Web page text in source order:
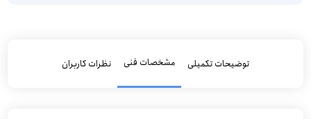
توضیحات تکمیلی مشخصات فنی نظرات کاربران